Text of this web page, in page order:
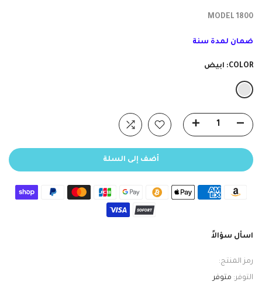
MODEL 1800
ضمان لمدة سنة
COLOR: ابيض
أضف إلى السلة
اسأل سؤالاً
رمز المنتج:
التوفر: متوفر